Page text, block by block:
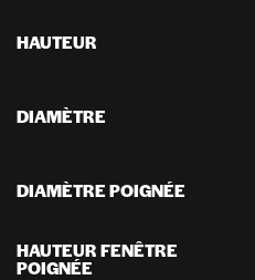
HAUTEUR
DIAMÈTRE
DIAMÈTRE POIGNÉE
HAUTEUR FENÊTRE
POIGNÉE